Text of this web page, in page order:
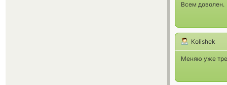
Всем доволен.
Kolishek
Меняю уже